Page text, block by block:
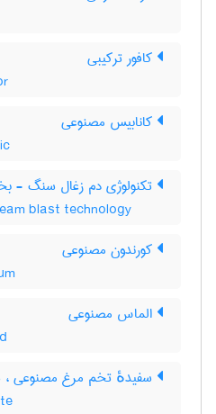
کافور ترکیبی
کانابیس مصنوعی
تکنولوژی دم زغال سنگ -
blast technology
کورندون مصنوعی
الماس مصنوعی
سفیدهٔ تخم مرغ مصنوعی